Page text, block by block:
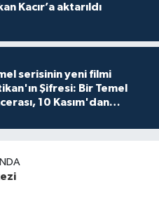
Kacır’a aktarıldı
serisinin yeni filmi
Şifresi: Bir Temel
10 Kasım'dan